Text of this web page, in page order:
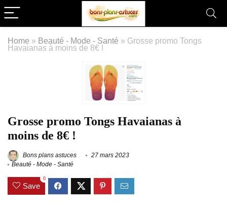
Home » Beauté - Mode - Santé » Grosse promo Tongs
Havaianas à moins de 8€ !
Grosse promo Tongs Havaianas à
moins de 8€ !
Bons plans astuces
27 mars 2023
Beauté - Mode - Santé
Save
0